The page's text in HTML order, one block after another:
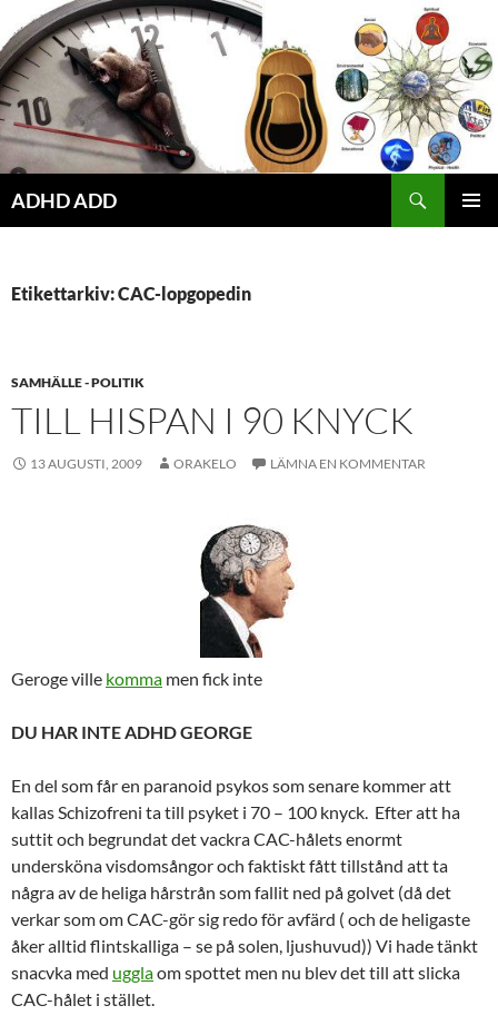
Hoppa
till
innehåll
ADHD ADD
Etikettarkiv: CAC-lopgopedin
SAMHÄLLE - POLITIK
TILL HISPAN I 90 KNYCK
13 AUGUSTI, 2009 ORAKELO LÄMNA EN KOMMENTAR
Geroge ville komma men fick inte
DU HAR INTE ADHD GEORGE
En del som får en paranoid psykos som senare kommer att
kallas Schizofreni ta till psyket i 70 – 100 knyck. Efter att ha
suttit och begrundat det vackra CAC-hålets enormt
undersköna visdomsångor och faktiskt fått tillstånd att ta
några av de heliga hårstrån som fallit ned på golvet (då det
verkar som om CAC-gör sig redo för avfärd ( och de heligaste
åker alltid flintskalliga – se på solen, ljushuvud)) Vi hade tänkt
snacvka med ugglaom spottet men nu blev det till att slicka
CAC-hålet i stället.